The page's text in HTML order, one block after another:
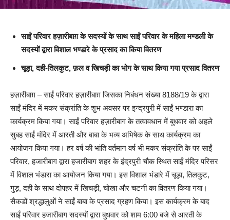
साईं परिवार हज़ारीबाग़ के सदस्यों के साथ साईं परिवार के महिला मण्डली के
सदस्यों द्वारा विशाल भण्डारे के प्रसाद का किया वितरण
चूड़ा, दही-तिलकुट, फ़ल व खिचड़ी का भोग के साथ किया गया प्रसाद वितरण
हज़ारीबाग़ – साईं परिवार हज़ारीबाग़ जिसका निबंधन संख्या 8188/19 के द्वारा
साईं मंदिर में मकर संक्रांति के शुभ अवसर पर इन्द्रपुरी में साईं भण्डारा का
कार्यक्रम किया गया। साईं परिवार हज़ारीबाग के तत्वावधान में बुधवार को अहले
सुबह साईं मंदिर में आरती और बाबा के भव्य अभिषेक के साथ कार्यक्रम का
आयोजन किया गया। हर वर्ष की भांति वर्तमान वर्ष भी मकर संक्रांति के पर साईं
परिवार, हजारीबाग द्वारा हजारीबाग शहर के इंद्रपुरी चौक स्थित साईं मंदिर परिसर
में विशाल भंडारा का आयोजन किया गया। इस विशाल भंडारे में चूड़ा, तिलकुट,
गुड़, दही के साथ दोपहर में खिचड़ी, चोखा और चटनी का वितरण किया गया।
सैकडों श्रद्धालुओं ने साईं बाबा के प्रसाद ग्रहण किया। इस कार्यक्रम के बाद
साईं परिवार हजारीबाग सदस्यों द्वारा बुधवार को शाम 6:00 बजे से आरती के